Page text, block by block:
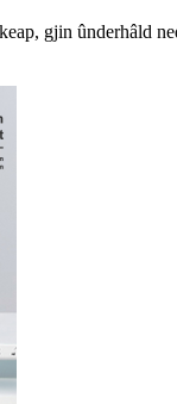
gjin ûnderhâld